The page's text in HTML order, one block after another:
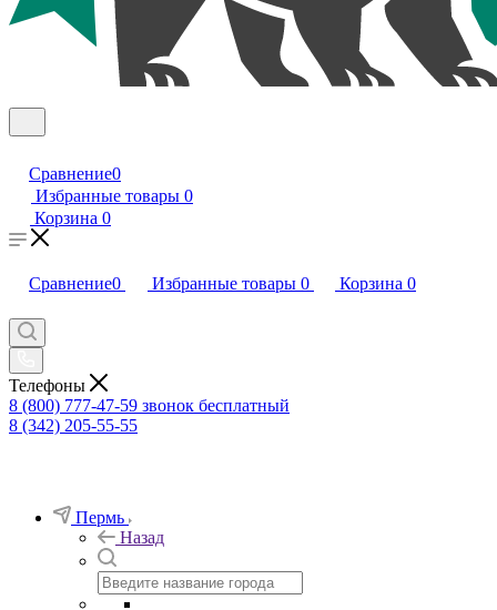
Сравнение0
Избранные товары 0
Корзина 0
Сравнение0 Избранные товары 0 Корзина 0
Телефоны
8 (800) 777-47-59 звонок бесплатный
8 (342) 205-55-55
Пермь
Назад